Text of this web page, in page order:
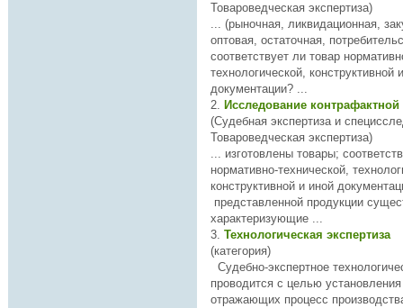
Товароведческая экспертиза)
... (рыночная, ликвидационная,
оптовая, остаточная,
соответствует ли товар
технологической, конструктивной
документации? ...
2. Исследование
(Судебная экспертиза и
Товароведческая экспертиза)
... изготовлены товары; соответствует ли товар
нормативно-техничес­кой,
конструктивной и иной документации;
представленной продукции
характеризующие ...
3. Технологическая экспертиза
(категория)
Судебно-экспертное технологич
проводится с целью
отражающих процесс